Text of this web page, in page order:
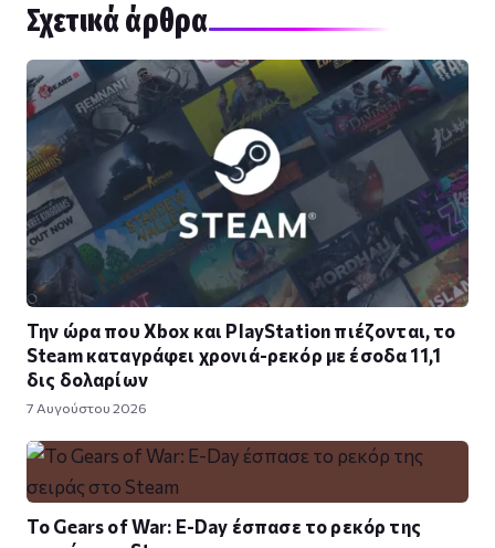
Σχετικά άρθρα
Την ώρα που Xbox και PlayStation πιέζονται, το
Steam καταγράφει χρονιά-ρεκόρ με έσοδα 11,1
δις δολαρίων
7 Αυγούστου 2026
Το Gears of War: E-Day έσπασε το ρεκόρ της